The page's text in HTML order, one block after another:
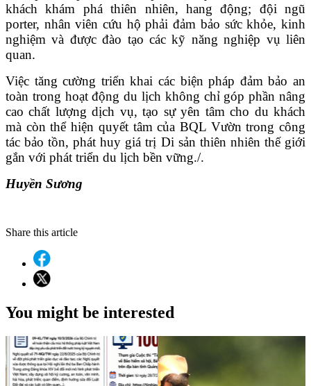
khách khám phá thiên nhiên, hang động; đội ngũ
porter, nhân viên cứu hộ phải đảm bảo sức khỏe, kinh
nghiệm và được đào tạo các kỹ năng nghiệp vụ liên
quan.
Việc tăng cường triển khai các biện pháp đảm bảo an
toàn trong hoạt động du lịch không chỉ góp phần nâng
cao chất lượng dịch vụ, tạo sự yên tâm cho du khách
mà còn thể hiện quyết tâm của BQL Vườn trong công
tác bảo tồn, phát huy giá trị Di sản thiên nhiên thế giới
gắn với phát triển du lịch bền vững./.
Huyền Sương
Share this article
You might be interested